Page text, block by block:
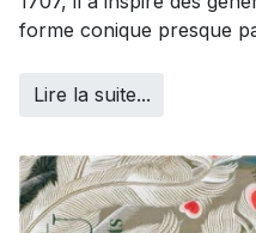
forme conique presque
Lire la suite...